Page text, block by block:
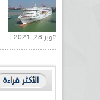
أكتوبر 28, 2021 |
الأكثر قراءة